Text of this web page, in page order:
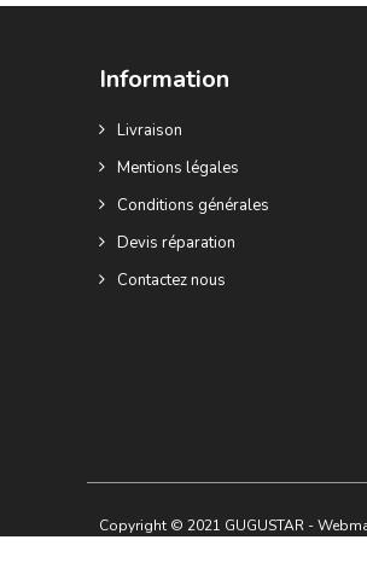
Information
Livraison
Mentions légales
Conditions générales
Devis réparation
Contactez nous
Copyright © 2021 GUGUSTAR -